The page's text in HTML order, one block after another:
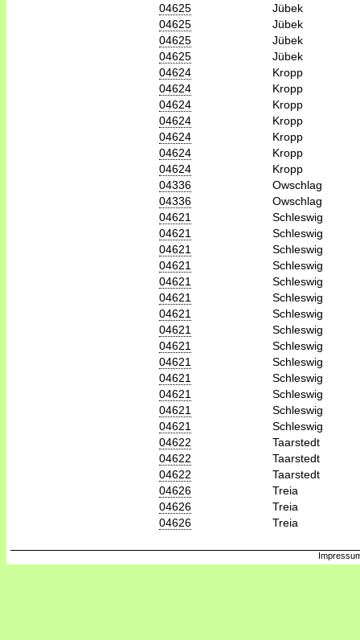
04625
Jübek
04625
Jübek
04625
Jübek
04625
Jübek
04624
Kropp
04624
Kropp
04624
Kropp
04624
Kropp
04624
Kropp
04624
Kropp
04624
Kropp
04336
Owschlag
04336
Owschlag
04621
Schleswig
04621
Schleswig
04621
Schleswig
04621
Schleswig
04621
Schleswig
04621
Schleswig
04621
Schleswig
04621
Schleswig
04621
Schleswig
04621
Schleswig
04621
Schleswig
04621
Schleswig
04621
Schleswig
04621
Schleswig
04622
Taarstedt
04622
Taarstedt
04622
Taarstedt
04626
Treia
04626
Treia
04626
Treia